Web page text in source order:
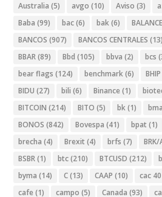
Australia (5) avgo (10) Aviso (3)
Baba (99) bac(6) bak(6)
BANCOS (907) BANCOS CENTRALES (13)
BBAR(89) Bbd (105) bbva (2) bcs
bear flags (124) benchmark(6) BHIP
BIDU (27) bili (6) Binance (1)
BITCOIN (214) BITO (5) bk(1) bma
BONOS (842) Bovespa (41) bpat (1)
brecha (4) Brexit (4) brfs (7) BRK/
BSBR(1) btc(210) BTCUSD (212)
byma (14) C(13) CAAP (10) cac 40
cafe (1) campo (5) Canada (93)